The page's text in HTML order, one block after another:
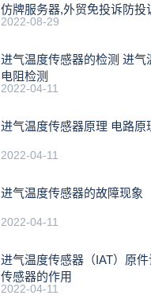
仿牌服务器,外贸免投诉防投
兰
2022-08-29
进气温度传感器的检测 进气
电阻检测
2022-04-11
进气温度传感器原理 电路原
2022-04-11
进气温度传感器的故障现象
2022-04-11
进气温度传感器（IAT）原
传感器的作用
2022-04-11